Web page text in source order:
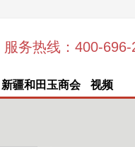
服务热线：400-696-
新疆和田玉商会 视频